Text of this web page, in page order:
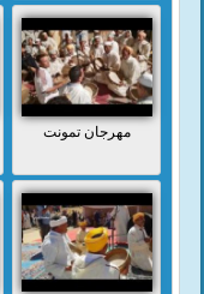
مهرجان تمونت